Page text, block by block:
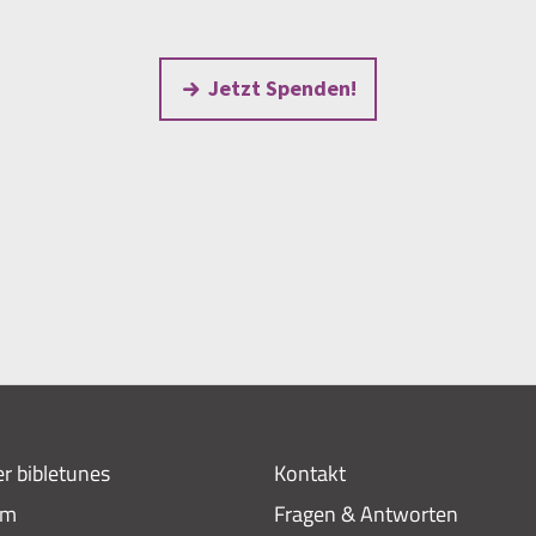
Jetzt Spenden!
bibletunes
Kontakt
Fragen & Antworten